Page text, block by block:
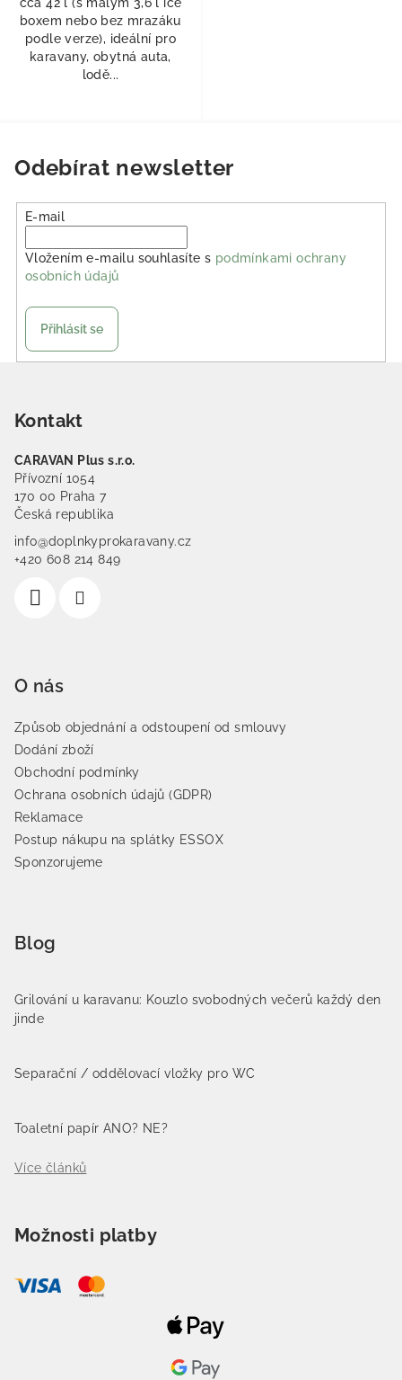
cca 42 l (s malým 3,6 l ice
boxem nebo bez mrazáku
podle verze), ideální pro
karavany, obytná auta,
lodě...
Odebírat newsletter
E-mail
Vložením e-mailu souhlasíte s podmínkami ochrany
osobních údajů
Přihlásit se
Kontakt
CARAVAN Plus s.r.o.
Přívozní 1054
170 00 Praha 7
Česká republika
info@doplnkyprokaravany.cz
+420 608 214 849
O nás
Způsob objednání a odstoupení od smlouvy
Dodání zboží
Obchodní podmínky
Ochrana osobních údajů (GDPR)
Reklamace
Postup nákupu na splátky ESSOX
Sponzorujeme
Blog
Grilování u karavanu: Kouzlo svobodných večerů každý den
jinde
Separační / oddělovací vložky pro WC
Toaletní papír ANO? NE?
Více článků
Možnosti platby